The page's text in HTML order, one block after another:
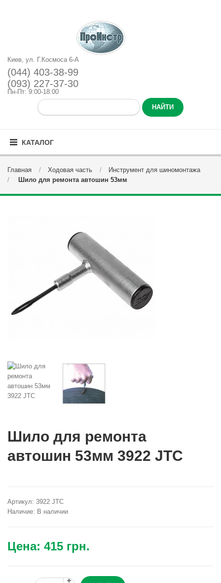
Киев, ул. Г.Космоса 6-А
(044) 403-38-99
(093) 227-37-30
Пн-Пт: 9:00-18:00
КАТАЛОГ
Главная Ходовая часть
Инструмент для шиномонтажа
Шило для ремонта автошин 53мм
Шило для ремонта
автошин 53мм 3922 JTC
Артикул: 3922 JTC
Наличие: В наличии
Цена: 415 грн.